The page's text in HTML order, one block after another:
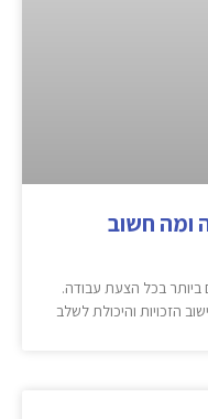
ומה חשוב
ביותר בכל הצעת עבודה.
הזכויות והיכולת לשלב